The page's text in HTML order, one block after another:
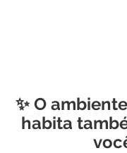
✨ O
habita